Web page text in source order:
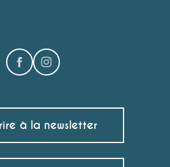
à la newsletter